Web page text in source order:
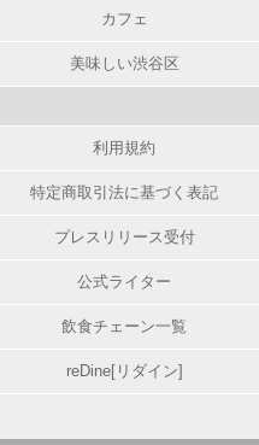
カフェ
美味しい渋谷区
利用規約
特定商取引法に基づく表記
プレスリリース受付
公式ライター
飲食チェーン一覧
reDine[リダイン]